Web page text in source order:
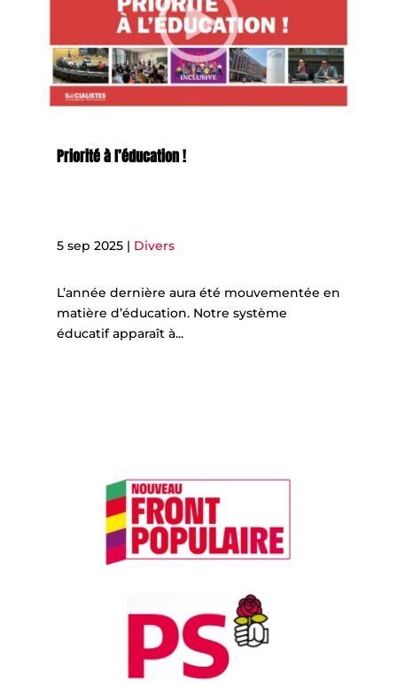
Priorité à l’éducation !
5 sep 2025| Divers
​L’année dernière aura été mouvementée en
matière d’éducation. Notre système
éducatif apparaît à...